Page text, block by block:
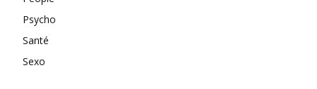
Psycho
Santé
Sexo